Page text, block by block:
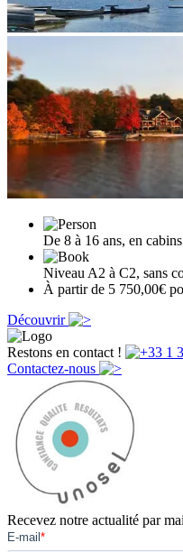
De 8 à 16 ans, en cabins
Niveau A2 à C2, sans
À partir de 5 750,00€
Découvrir
Restons en contact !
Contactez-nous
Recevez notre actualité par